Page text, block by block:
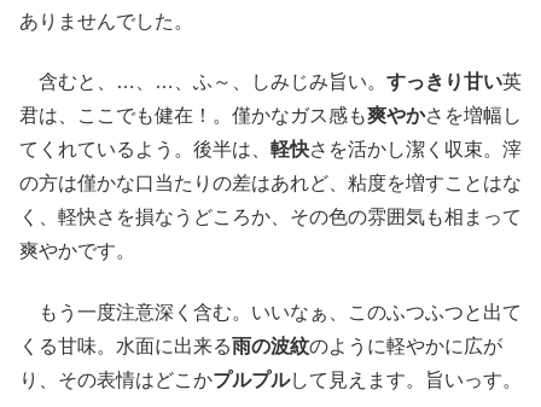
ありませんでした。
含むと、…、…、ふ～、しみじみ旨い。 すっきり甘い英
君は、ここでも健在！。僅かなガス感も爽やかさを増幅し
てくれているよう。後半は、 軽快さを活かし潔く収束。滓
の方は僅かな口当たりの差はあれど、粘度を増すことはな
く、軽快さを損なうどころか、その色の雰囲気も相まって
爽やかです。
もう一度注意深く含む。いいなぁ、このふつふつと出て
くる甘味。水面に出来る雨の波紋のように軽やかに広が
り、その表情はどこかプルプルして見えます。旨いっす。